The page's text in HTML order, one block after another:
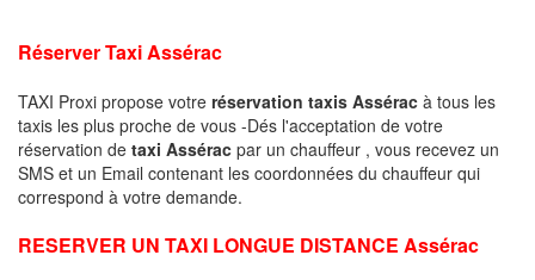
Réserver Taxi Assérac
TAXI Proxi propose votre réservation taxis Assérac à tous les
taxis les plus proche de vous -Dés l'acceptation de votre
réservation de taxi Assérac par un chauffeur , vous recevez un
SMS et un Email contenant les coordonnées du chauffeur qui
correspond à votre demande.
RESERVER UN TAXI LONGUE DISTANCE Assérac